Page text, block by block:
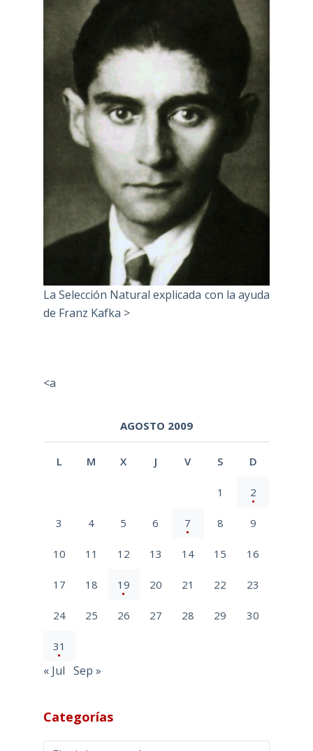
La Selección Natural explicada con la ayuda
de Franz Kafka >
<a
AGOSTO 2009
L M X J V S D
1 2
3 4 5 6 7 8 9
10 11 12 13 14 15 16
17 18 19 20 21 22 23
24 25 26 27 28 29 30
31
« Jul Sep »
Categorías
Categorías